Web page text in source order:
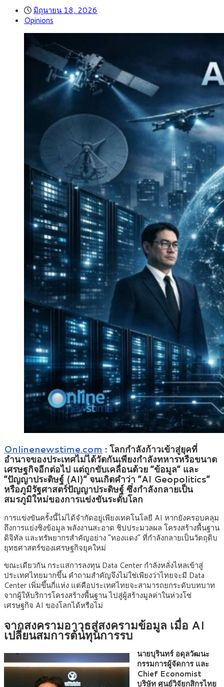
มิถุนายน 18, 2026
Opinions
Onlinenewstime.com : โลกกำลังก้าวเข้าสู่ยุคที่
อำนาจของประเทศไม่ได้วัดกันเพียงกำลังทหารหรือขนาด
เศรษฐกิจอีกต่อไป แต่ถูกขับเคลื่อนด้วย “ข้อมูล” และ
“ปัญญาประดิษฐ์ (AI)” จนเกิดคำว่า “AI Geopolitics”
หรือภูมิรัฐศาสตร์ปัญญาประดิษฐ์ ซึ่งกำลังกลายเป็น
สมรภูมิใหม่ของการแข่งขันระดับโลก
การแข่งขันครั้งนี้ไม่ได้จำกัดอยู่เพียงเทคโนโลยี AI หากยังครอบคลุม
ถึงการแย่งชิงข้อมูล พลังงานสะอาด ชิปประมวลผล โครงสร้างพื้นฐาน
ดิจิทัล และทรัพยากรสำคัญอย่าง “ทองแดง” ที่กำลังกลายเป็นวัตถุดิบ
ยุทธศาสตร์ของเศรษฐกิจยุคใหม่
ขณะเดียวกัน กระแสการลงทุน Data Center กำลังหลั่งไหลเข้าสู่
ประเทศไทยมากขึ้น คำถามสำคัญจึงไม่ใช่เพียงว่าไทยจะมี Data
Center เพิ่มขึ้นกี่แห่ง แต่คือประเทศไทยจะสามารถยกระดับบทบาท
จากผู้ให้บริการโครงสร้างพื้นฐาน ไปสู่ผู้สร้างมูลค่าในห่วงโซ่
เศรษฐกิจ AI ของโลกได้หรือไม่
จากสงครามอาวุธสู่สงครามข้อมูล เมื่อ AI
เปลี่ยนสมการต้นทุนการรบ
นายบุรินทร์ อดุลวัฒนะ
กรรมการผู้จัดการ และ
Chief Economist
บริษัท ศูนย์วิจัยกสิกรไทย